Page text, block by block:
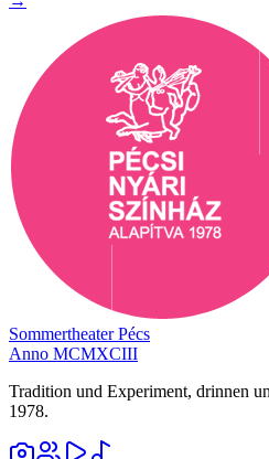
Sommertheater Pécs
Anno MCMXCIII
Tradition und Experiment, drinnen
1978.